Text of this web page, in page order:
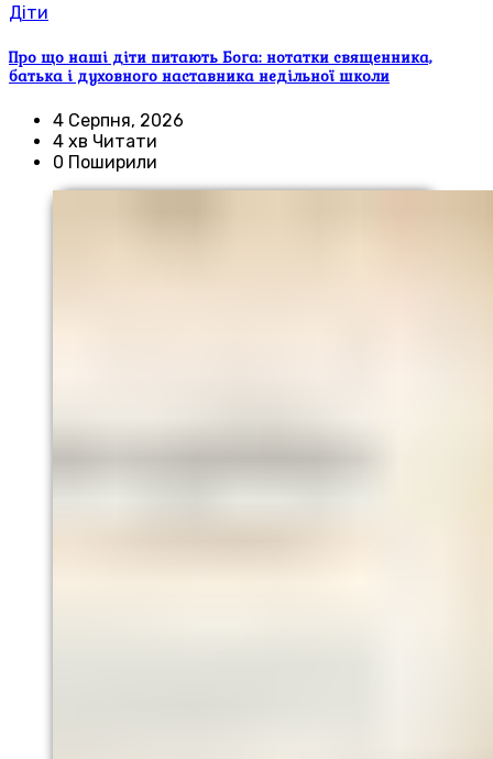
Діти
Про що наші діти питають Бога: нотатки священника,
батька і духовного наставника недільної школи
4 Серпня, 2026
4 хв Читати
0 Поширили